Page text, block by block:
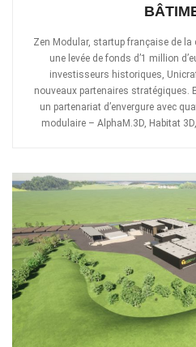
Zen Modular, startup française de
une levée de fonds d’1 million
investisseurs historiques,
nouveaux partenaires stratégiques.
un partenariat d’envergure avec
modulaire – AlphaM.3D, Habitat